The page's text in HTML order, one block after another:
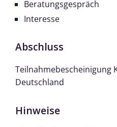
Beratungsgespräch
Interesse
Abschluss
Teilnahmebescheinigung
Deutschland
Hinweise